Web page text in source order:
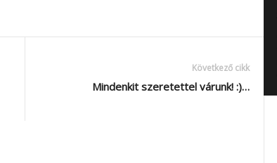
Következő cikk
Mindenkit szeretettel várunk! :)…